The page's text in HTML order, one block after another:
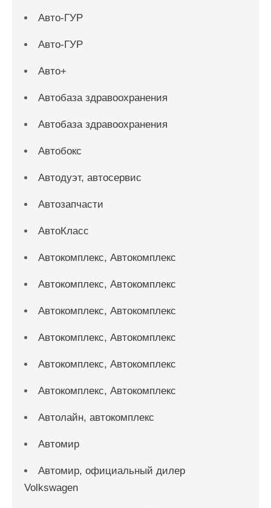
Авто-ГУР
Авто-ГУР
Авто+
Автобаза здравоохранения
Автобаза здравоохранения
Автобокс
Автодуэт, автосервис
Автозапчасти
АвтоКласс
Автокомплекс, Автокомплекс
Автокомплекс, Автокомплекс
Автокомплекс, Автокомплекс
Автокомплекс, Автокомплекс
Автокомплекс, Автокомплекс
Автокомплекс, Автокомплекс
Автолайн, автокомплекс
Автомир
Автомир, официальный дилер
Volkswagen